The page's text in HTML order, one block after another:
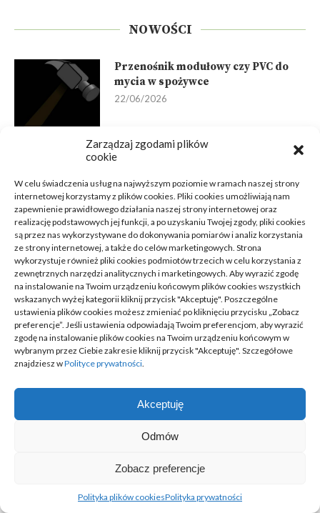
Zarządzaj zgodami plików
cookie
W celu świadczenia usług na najwyższym poziomie w ramach naszej strony
internetowej korzystamy z plików cookies. Pliki cookies umożliwiają nam
zapewnienie prawidłowego działania naszej strony internetowej oraz
realizację podstawowych jej funkcji, a po uzyskaniu Twojej zgody, pliki cookies
są przez nas wykorzystywane do dokonywania pomiarów i analiz korzystania
ze strony internetowej, a także do celów marketingowych. Strona
wykorzystuje również pliki cookies podmiotów trzecich w celu korzystania z
zewnętrznych narzędzi analitycznych i marketingowych. Aby wyrazić zgodę
na instalowanie na Twoim urządzeniu końcowym plików cookies wszystkich
wskazanych wyżej kategorii kliknij przycisk "Akceptuję". Poszczególne
ustawienia plików cookies możesz zmieniać po kliknięciu przycisku „Zobacz
preferencje”. Jeśli ustawienia odpowiadają Twoim preferencjom, aby wyrazić
zgodę na instalowanie plików cookies na Twoim urządzeniu końcowym w
wybranym przez Ciebie zakresie kliknij przycisk "Akceptuję". Szczegółowe
znajdziesz wPolityce prywatności.
Akceptuję
Odmów
Zobacz preferencje
Polityka plików cookiesPolityka prywatności
NOWOŚCI
Przenośnik modułowy czy PVC do
mycia w spożywce
22/06/2026
Pytania do dostawcy systemu AI
przed zakupem
17/04/2026
Auto na złomie vs w skupie: ile
można dostać
16/04/2026
Jak odczytać DMC w dowodzie
27/03/2026